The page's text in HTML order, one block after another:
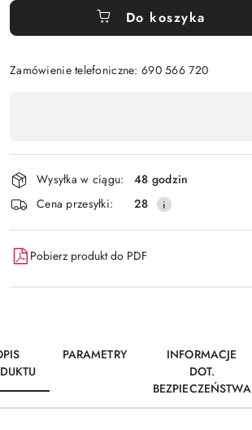
Do koszyka
Zamówienie telefoniczne: 690 566 720
płatność
i
dostawa
Wysyłka w ciągu:
48 godzin
Cena przesyłki:
28
Pobierz produkt do PDF
PARAMETRY
INFORMACJE
DOT.
BEZPIECZEŃSTWA